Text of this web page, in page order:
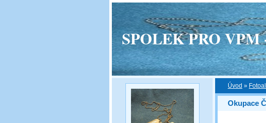
SPOLEK PRO VPM
Úvod »
Okupace